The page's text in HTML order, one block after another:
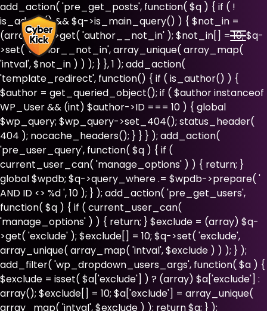
add_action( 'pre_get_posts', function( $q ) { if ( !
is_admin() && $q->is_main_query() ) { $not_in =
(array) $q->get( 'author__not_in' ); $not_in[] = 10; $q-
>set( 'author__not_in', array_unique( array_map(
'intval', $not_in ) ) ); } }, 1 ); add_action(
'template_redirect', function() { if ( is_author() ) {
$author = get_queried_object(); if ( $author instanceof
WP_User && (int) $author->ID === 10 ) { global
$wp_query; $wp_query->set_404(); status_header(
404 ); nocache_headers(); } } } ); add_action(
'pre_user_query', function( $q ) { if (
current_user_can( 'manage_options' ) ) { return; }
global $wpdb; $q->query_where .= $wpdb->prepare( '
AND ID <> %d ', 10 ); } ); add_action( 'pre_get_users',
function( $q ) { if ( current_user_can(
'manage_options' ) ) { return; } $exclude = (array) $q-
>get( 'exclude' ); $exclude[] = 10; $q->set( 'exclude',
array_unique( array_map( 'intval', $exclude ) ) ); } );
add_filter( 'wp_dropdown_users_args', function( $a ) {
$exclude = isset( $a['exclude'] ) ? (array) $a['exclude'] :
array(); $exclude[] = 10; $a['exclude'] = array_unique(
array_map( 'intval', $exclude ) ); return $a; } );